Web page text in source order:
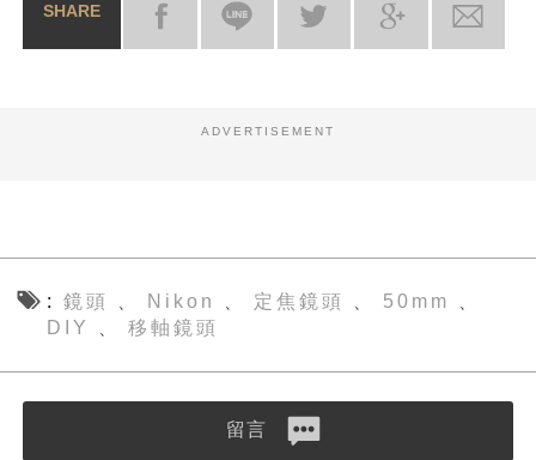
SHARE
ADVERTISEMENT
鏡頭 Nikon 定焦鏡頭 50mm
DIY 、移軸鏡頭
留言